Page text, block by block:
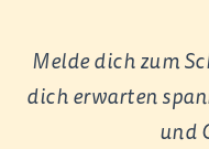
Melde dich zum
dich erwarten
und